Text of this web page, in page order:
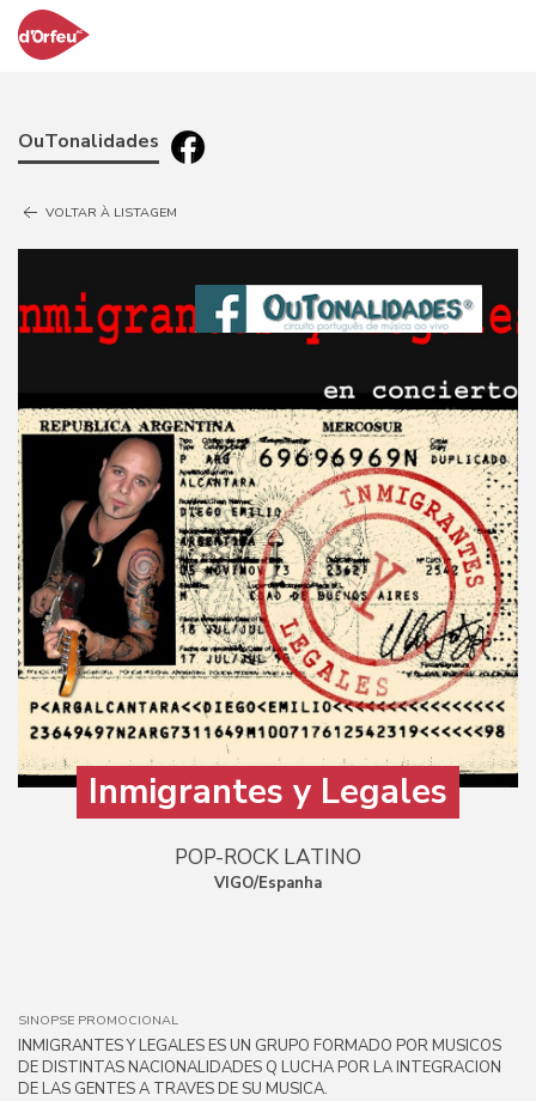
OuTonalidades
VOLTAR À LISTAGEM
Inmigrantes y Legales
POP-ROCK LATINO
VIGO/Espanha
SINOPSE PROMOCIONAL
INMIGRANTES Y LEGALES ES UN GRUPO FORMADO POR MUSICOS
DE DISTINTAS NACIONALIDADES Q LUCHA POR LA INTEGRACION
DE LAS GENTES A TRAVES DE SU MUSICA.